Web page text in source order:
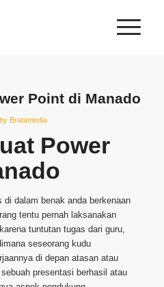
Point di Manado
by Bratamedia
Power
dalam benak anda berkenaan
tentu pernah laksanakan
tuntutan tugas dari guru,
seseorang kudu
di depan atasan atau
presentasi berhasil atau